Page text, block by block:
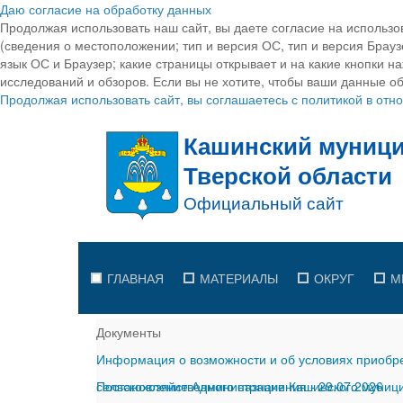
Даю согласие на обработку данных
Продолжая использовать наш сайт, вы даете согласие на
(сведения о местоположении; тип и версия ОС, тип и версия
язык ОС и Браузер; какие страницы открывает и на какие кнопки
исследований и обзоров. Если вы не хотите, чтобы ваши данные
Продолжая использовать сайт, вы соглашаетесь с политикой в
ГЛАВНАЯ МАТЕРИАЛЫ ОКРУГ
Документы
Информация о возможности и об условиях
сельскохозяйственного назначения-29.07.2026
Постановление Администрации Кашинского